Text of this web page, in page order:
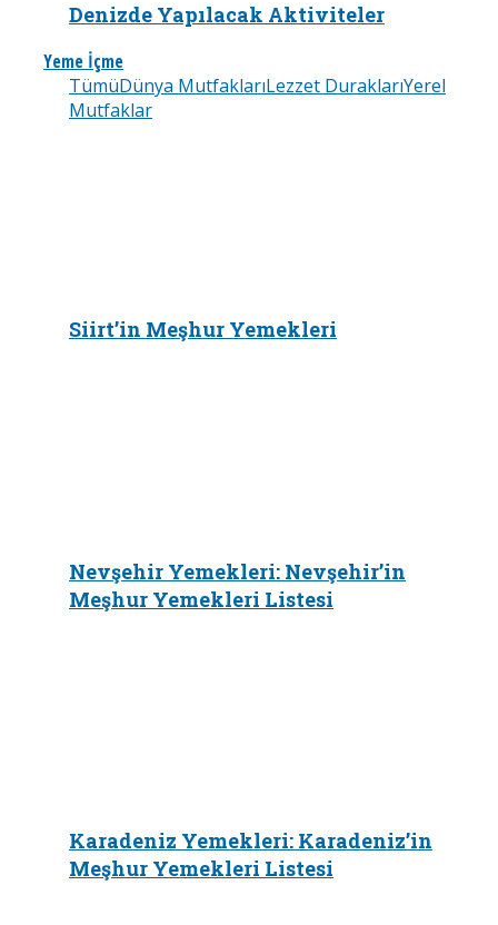
Denizde Yapılacak Aktiviteler
Yeme İçme
TümüDünya MutfaklarıLezzet DuraklarıYerel
Mutfaklar
Siirt’in Meşhur Yemekleri
Nevşehir Yemekleri: Nevşehir’in
Meşhur Yemekleri Listesi
Karadeniz Yemekleri: Karadeniz’in
Meşhur Yemekleri Listesi